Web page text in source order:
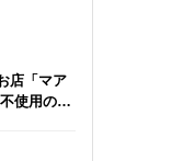
店「マア
使用の体